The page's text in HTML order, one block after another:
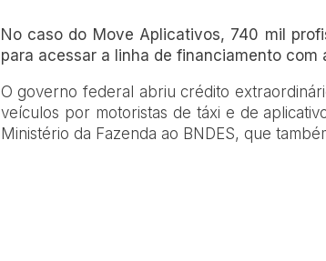
No caso do Move Aplicativos, 740 mil
para acessar a linha de financiamento
O governo federal abriu crédito
veículos por motoristas de táxi e de
Ministério da Fazenda ao BNDES, que